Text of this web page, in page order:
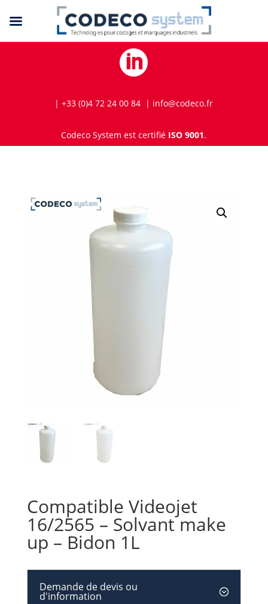

| +33 (0)4 72 24 00 84 | info@codeco.fr
Codeco System est certifié ISO 9001.
Compatible Videojet
16/2565 – Solvant make
up – Bidon 1L
Demande de devis ou
d'information